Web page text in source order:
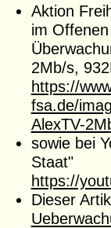
Aktion
im
2Mb/s,
https://
fsa.de/
AlexTV-
sowie bei
Staat"
https://
Dieser